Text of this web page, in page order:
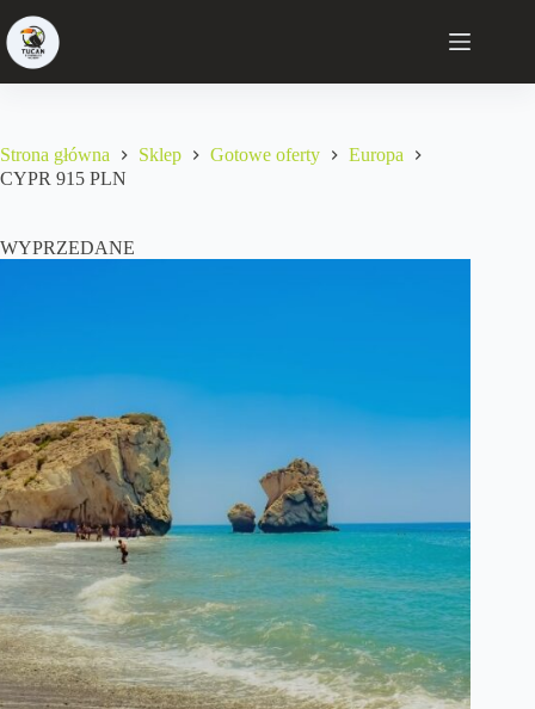
Strona główna Sklep Gotowe oferty
Europa
CYPR 915 PLN
WYPRZEDANE